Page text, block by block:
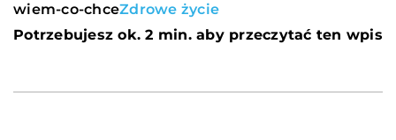
wiem-co-chceZdrowe życie
Potrzebujesz ok. 2 min. aby przeczytać ten wpis